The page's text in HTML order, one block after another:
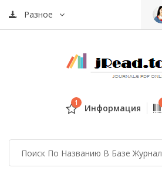
Разное
1 Информация